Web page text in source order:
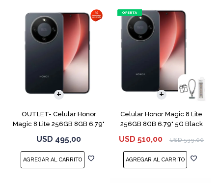
OUTLET- Celular Honor
Magic 8 Lite 256GB 8GB 6.79"
USD 495,00
Celular Honor Magic 8 Lite
256GB 8GB 6.79" 5G Black
USD 510,00 USD 539,00
COMPARAR